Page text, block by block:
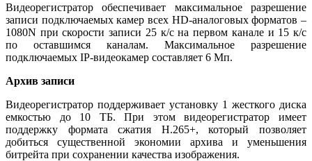
Видеорегистратор обеспечивает максимальное разрешение
записи подключаемых камер всех HD-аналоговых форматов –
1080N при скорости записи 25 к/с на первом канале и 15 к/c
по оставшимся каналам. Максимальное разрешение
подключаемых IP-видеокамер составляет 6 Мп.
Архив записи
Видеорегистратор поддерживает установку 1 жесткого диска
емкостью до 10 ТБ. При этом видеорегистратор имеет
поддержку формата сжатия H.265+, который позволяет
добиться существенной экономии архива и уменьшения
битрейта при сохранении качества изображения.